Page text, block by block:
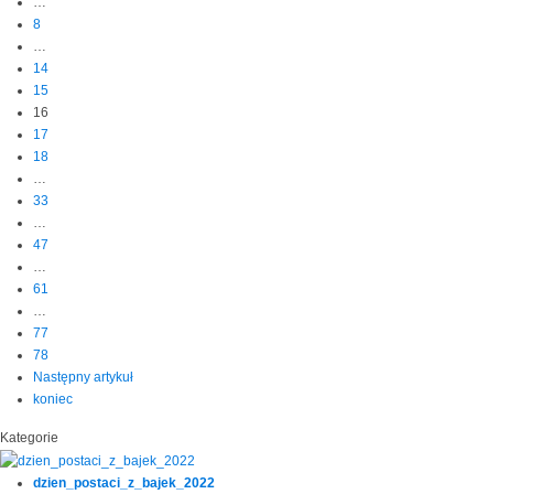
8
…
14
15
16
17
18
…
33
…
47
…
61
…
77
78
Następny artykuł
koniec
Kategorie
dzien_postaci_z_bajek_2022